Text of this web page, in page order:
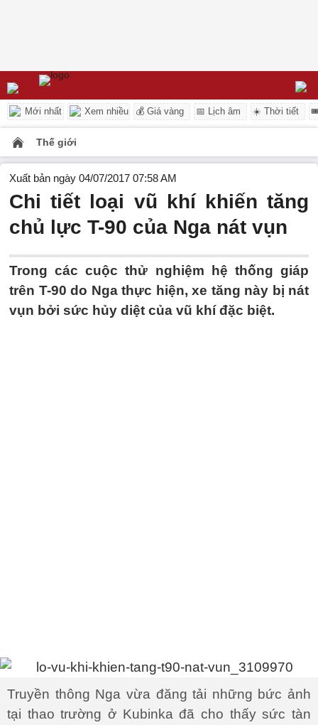
Mới nhất Xem nhiều 💰 Giá vàng 📅 Lịch âm ☀️ Thời tiết
Thế giới
Xuất bản ngày 04/07/2017 07:58 AM
Chi tiết loại vũ khí khiến tăng
chủ lực T-90 của Nga nát vụn
Trong các cuộc thử nghiệm hệ thống giáp
trên T-90 do Nga thực hiện, xe tăng này bị nát
vụn bởi sức hủy diệt của vũ khí đặc biệt.
Truyền thông Nga vừa đăng tải những bức ảnh
tại thao trường ở Kubinka đã cho thấy sức tàn